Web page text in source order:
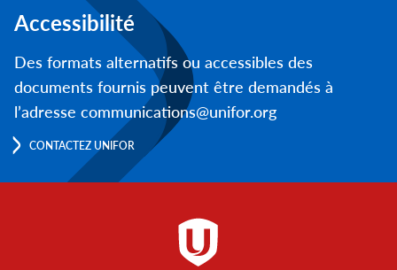
Accessibilité
Des formats alternatifs ou accessibles des
documents fournis peuvent être demandés à
l’adresse communications@unifor.org
CONTACTEZ UNIFOR